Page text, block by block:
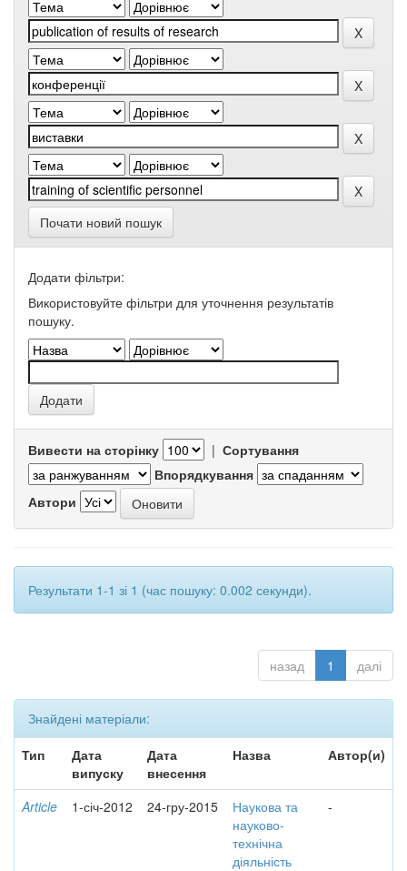
Почати новий пошук
Додати фільтри:
Використовуйте фільтри для уточнення результатів
пошуку.
Вивести на сторінку | Сортування
Впорядкування
Автори
Результати 1-1 зі 1 (час пошуку: 0.002 секунди).
назад 1 далі
Знайдені матеріали:
Тип
Дата
випуску
Дата
внесення
Назва Автор(и)
Article 1-січ-2012 24-гру-2015
Наукова та
науково-
технічна
діяльність
-